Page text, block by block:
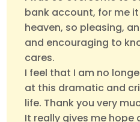
bank account, for me
heaven, so pleasing,
and encouraging to
cares.
I feel that I am no
at this dramatic and
life. Thank you very
It really gives me hope